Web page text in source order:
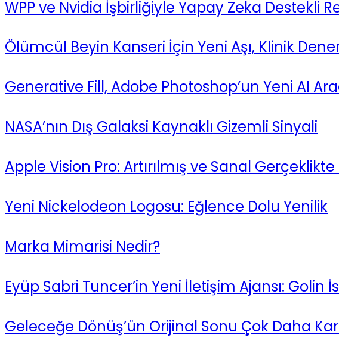
WPP ve Nvidia İşbirliğiyle Yapay Zeka Destekli
Ölümcül Beyin Kanseri İçin Yeni Aşı, Klinik
Generative Fill, Adobe Photoshop’un Yeni AI
NASA’nın Dış Galaksi Kaynaklı Gizemli Sinyali
Apple Vision Pro: Artırılmış ve Sanal
Yeni Nickelodeon Logosu: Eğlence Dolu Yenilik
Marka Mimarisi Nedir?
Eyüp Sabri Tuncer’in Yeni İletişim Ajansı: Golin
Geleceğe Dönüş’ün Orijinal Sonu Çok Daha